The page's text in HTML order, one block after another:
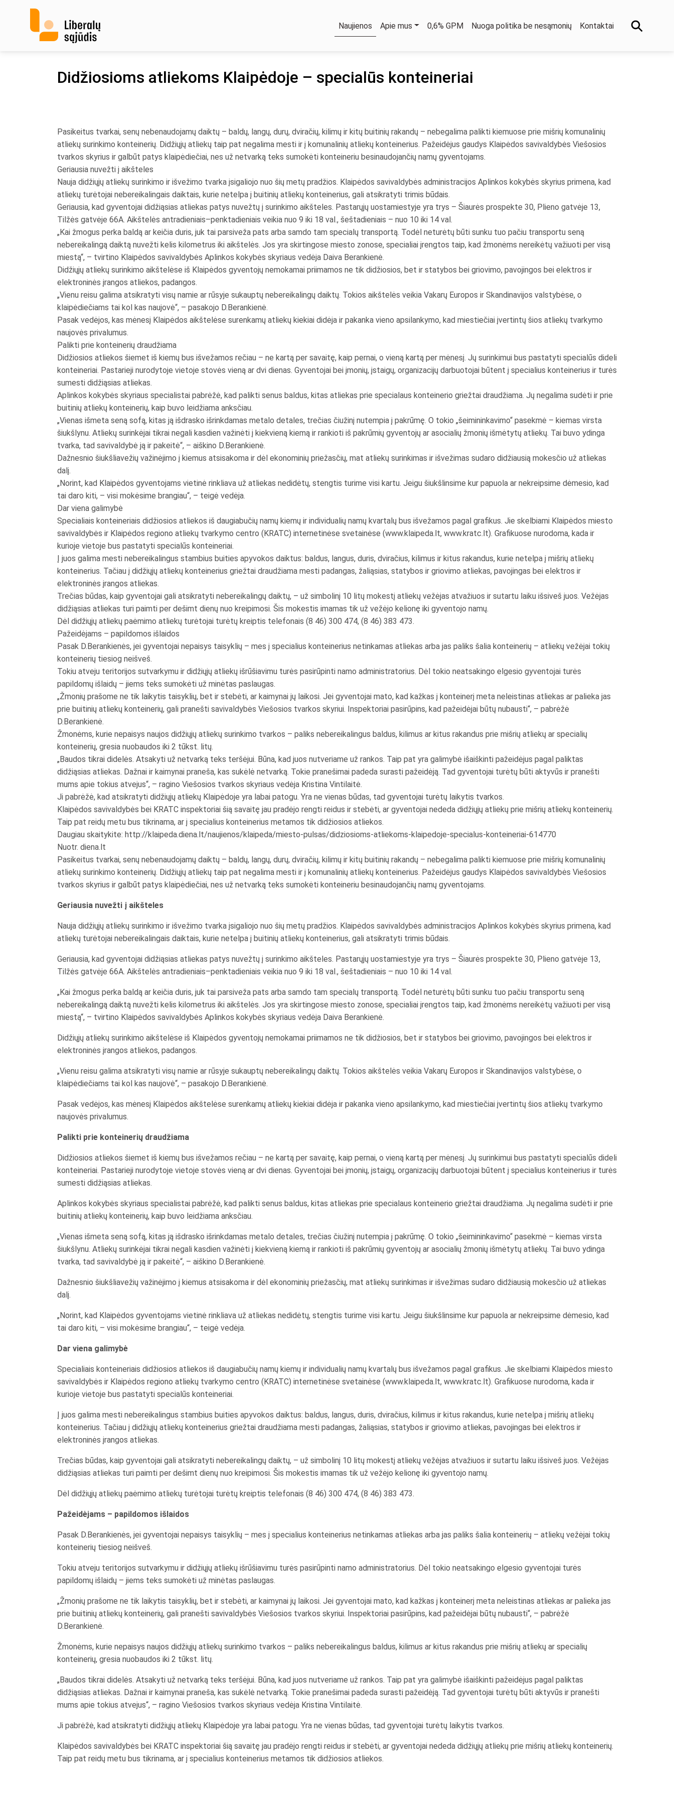
Naujienos Apie mus 0,6% GPM Nuoga politika be nesąmonių Kontaktai
Didžiosioms atliekoms Klaipėdoje – specialūs konteineriai
Pasikeitus tvarkai, senų nebenaudojamų daiktų – baldų, langų, durų, dviračių, kilimų ir kitų buitinių rakandų – nebegalima palikti kiemuose prie mišrių komunalinių
atliekų surinkimo konteinerių. Didžiųjų atliekų taip pat negalima mesti ir į komunalinių atliekų konteinerius. Pažeidėjus gaudys Klaipėdos savivaldybės Viešosios
tvarkos skyrius ir galbūt patys klaipėdiečiai, nes už netvarką teks sumokėti konteineriu besinaudojančių namų gyventojams.
Geriausia nuvežti į aikšteles
Nauja didžiųjų atliekų surinkimo ir išvežimo tvarka įsigaliojo nuo šių metų pradžios. Klaipėdos savivaldybės administracijos Aplinkos kokybės skyrius primena, kad
atliekų turėtojai nebereikalingais daiktais, kurie netelpa į buitinių atliekų konteinerius, gali atsikratyti trimis būdais.
Geriausia, kad gyventojai didžiąsias atliekas patys nuvežtų į surinkimo aikšteles. Pastarųjų uostamiestyje yra trys – Šiaurės prospekte 30, Plieno gatvėje 13,
Tilžės gatvėje 66A. Aikštelės antradieniais–penktadieniais veikia nuo 9 iki 18 val., šeštadieniais – nuo 10 iki 14 val.
„Kai žmogus perka baldą ar keičia duris, juk tai parsiveža pats arba samdo tam specialų transportą. Todėl neturėtų būti sunku tuo pačiu transportu seną
nebereikalingą daiktą nuvežti kelis kilometrus iki aikštelės. Jos yra skirtingose miesto zonose, specialiai įrengtos taip, kad žmonėms nereikėtų važiuoti per visą
miestą“, – tvirtino Klaipėdos savivaldybės Aplinkos kokybės skyriaus vedėja Daiva Berankienė.
Didžiųjų atliekų surinkimo aikštelėse iš Klaipėdos gyventojų nemokamai priimamos ne tik didžiosios, bet ir statybos bei griovimo, pavojingos bei elektros ir
elektroninės įrangos atliekos, padangos.
„Vienu reisu galima atsikratyti visų namie ar rūsyje sukauptų nebereikalingų daiktų. Tokios aikštelės veikia Vakarų Europos ir Skandinavijos valstybėse, o
klaipėdiečiams tai kol kas naujovė“, – pasakojo D.Berankienė.
Pasak vedėjos, kas mėnesį Klaipėdos aikštelėse surenkamų atliekų kiekiai didėja ir pakanka vieno apsilankymo, kad miestiečiai įvertintų šios atliekų tvarkymo
naujovės privalumus.
Palikti prie konteinerių draudžiama
Didžiosios atliekos šiemet iš kiemų bus išvežamos rečiau – ne kartą per savaitę, kaip pernai, o vieną kartą per mėnesį. Jų surinkimui bus pastatyti specialūs dideli
konteineriai. Pastarieji nurodytoje vietoje stovės vieną ar dvi dienas. Gyventojai bei įmonių, įstaigų, organizacijų darbuotojai būtent į specialius konteinerius ir turės
sumesti didžiąsias atliekas.
Aplinkos kokybės skyriaus specialistai pabrėžė, kad palikti senus baldus, kitas atliekas prie specialaus konteinerio griežtai draudžiama. Jų negalima sudėti ir prie
buitinių atliekų konteinerių, kaip buvo leidžiama anksčiau.
„Vienas išmeta seną sofą, kitas ją išdrasko išrinkdamas metalo detales, trečias čiužinį nutempia į pakrūmę. O tokio „šeimininkavimo“ pasekmė – kiemas virsta
šiukšlynu. Atliekų surinkėjai tikrai negali kasdien važinėti į kiekvieną kiemą ir rankioti iš pakrūmių gyventojų ar asocialių žmonių išmėtytų atliekų. Tai buvo ydinga
tvarka, tad savivaldybė ją ir pakeitė“, – aiškino D.Berankienė.
Dažnesnio šiukšliavežių važinėjimo į kiemus atsisakoma ir dėl ekonominių priežasčių, mat atliekų surinkimas ir išvežimas sudaro didžiausią mokesčio už atliekas
dalį.
„Norint, kad Klaipėdos gyventojams vietinė rinkliava už atliekas nedidėtų, stengtis turime visi kartu. Jeigu šiukšlinsime kur papuola ar nekreipsime dėmesio, kad
tai daro kiti, – visi mokėsime brangiau“, – teigė vedėja.
Dar viena galimybė
Specialiais konteineriais didžiosios atliekos iš daugiabučių namų kiemų ir individualių namų kvartalų bus išvežamos pagal grafikus. Jie skelbiami Klaipėdos miesto
savivaldybės ir Klaipėdos regiono atliekų tvarkymo centro (KRATC) internetinėse svetainėse (www.klaipeda.lt, www.kratc.lt). Grafikuose nurodoma, kada ir
kurioje vietoje bus pastatyti specialūs konteineriai.
Į juos galima mesti nebereikalingus stambius buities apyvokos daiktus: baldus, langus, duris, dviračius, kilimus ir kitus rakandus, kurie netelpa į mišrių atliekų
konteinerius. Tačiau į didžiųjų atliekų konteinerius griežtai draudžiama mesti padangas, žaliąsias, statybos ir griovimo atliekas, pavojingas bei elektros ir
elektroninės įrangos atliekas.
Trečias būdas, kaip gyventojai gali atsikratyti nebereikalingų daiktų, – už simbolinį 10 litų mokestį atliekų vežėjas atvažiuos ir sutartu laiku išsiveš juos. Vežėjas
didžiąsias atliekas turi paimti per dešimt dienų nuo kreipimosi. Šis mokestis imamas tik už vežėjo kelionę iki gyventojo namų.
Dėl didžiųjų atliekų paėmimo atliekų turėtojai turėtų kreiptis telefonais (8 46) 300 474, (8 46) 383 473.
Pažeidėjams – papildomos išlaidos
Pasak D.Berankienės, jei gyventojai nepaisys taisyklių – mes į specialius konteinerius netinkamas atliekas arba jas paliks šalia konteinerių – atliekų vežėjai tokių
konteinerių tiesiog neišveš.
Tokiu atveju teritorijos sutvarkymu ir didžiųjų atliekų išrūšiavimu turės pasirūpinti namo administratorius. Dėl tokio neatsakingo elgesio gyventojai turės
papildomų išlaidų – jiems teks sumokėti už minėtas paslaugas.
„Žmonių prašome ne tik laikytis taisyklių, bet ir stebėti, ar kaimynai jų laikosi. Jei gyventojai mato, kad kažkas į konteinerį meta neleistinas atliekas ar palieka jas
prie buitinių atliekų konteinerių, gali pranešti savivaldybės Viešosios tvarkos skyriui. Inspektoriai pasirūpins, kad pažeidėjai būtų nubausti“, – pabrėžė
D.Berankienė.
Žmonėms, kurie nepaisys naujos didžiųjų atliekų surinkimo tvarkos – paliks nebereikalingus baldus, kilimus ar kitus rakandus prie mišrių atliekų ar specialių
konteinerių, gresia nuobaudos iki 2 tūkst. litų.
„Baudos tikrai didelės. Atsakyti už netvarką teks teršėjui. Būna, kad juos nutveriame už rankos. Taip pat yra galimybė išaiškinti pažeidėjus pagal paliktas
didžiąsias atliekas. Dažnai ir kaimynai praneša, kas sukėlė netvarką. Tokie pranešimai padeda surasti pažeidėją. Tad gyventojai turėtų būti aktyvūs ir pranešti
mums apie tokius atvejus“, – ragino Viešosios tvarkos skyriaus vedėja Kristina Vintilaitė.
Ji pabrėžė, kad atsikratyti didžiųjų atliekų Klaipėdoje yra labai patogu. Yra ne vienas būdas, tad gyventojai turėtų laikytis tvarkos.
Klaipėdos savivaldybės bei KRATC inspektoriai šią savaitę jau pradėjo rengti reidus ir stebėti, ar gyventojai nededa didžiųjų atliekų prie mišrių atliekų konteinerių.
Taip pat reidų metu bus tikrinama, ar į specialius konteinerius metamos tik didžiosios atliekos.
Daugiau skaitykite: http://klaipeda.diena.lt/naujienos/klaipeda/miesto-pulsas/didziosioms-atliekoms-klaipedoje-specialus-konteineriai-614770
Nuotr. diena.lt
Pasikeitus tvarkai, senų nebenaudojamų daiktų – baldų, langų, durų, dviračių, kilimų ir kitų buitinių rakandų – nebegalima palikti kiemuose prie mišrių komunalinių
atliekų surinkimo konteinerių. Didžiųjų atliekų taip pat negalima mesti ir į komunalinių atliekų konteinerius. Pažeidėjus gaudys Klaipėdos savivaldybės Viešosios
tvarkos skyrius ir galbūt patys klaipėdiečiai, nes už netvarką teks sumokėti konteineriu besinaudojančių namų gyventojams.
Geriausia nuvežti į aikšteles
Nauja didžiųjų atliekų surinkimo ir išvežimo tvarka įsigaliojo nuo šių metų pradžios. Klaipėdos savivaldybės administracijos Aplinkos kokybės skyrius primena, kad
atliekų turėtojai nebereikalingais daiktais, kurie netelpa į buitinių atliekų konteinerius, gali atsikratyti trimis būdais.
Geriausia, kad gyventojai didžiąsias atliekas patys nuvežtų į surinkimo aikšteles. Pastarųjų uostamiestyje yra trys – Šiaurės prospekte 30, Plieno gatvėje 13,
Tilžės gatvėje 66A. Aikštelės antradieniais–penktadieniais veikia nuo 9 iki 18 val., šeštadieniais – nuo 10 iki 14 val.
„Kai žmogus perka baldą ar keičia duris, juk tai parsiveža pats arba samdo tam specialų transportą. Todėl neturėtų būti sunku tuo pačiu transportu seną
nebereikalingą daiktą nuvežti kelis kilometrus iki aikštelės. Jos yra skirtingose miesto zonose, specialiai įrengtos taip, kad žmonėms nereikėtų važiuoti per visą
miestą“, – tvirtino Klaipėdos savivaldybės Aplinkos kokybės skyriaus vedėja Daiva Berankienė.
Didžiųjų atliekų surinkimo aikštelėse iš Klaipėdos gyventojų nemokamai priimamos ne tik didžiosios, bet ir statybos bei griovimo, pavojingos bei elektros ir
elektroninės įrangos atliekos, padangos.
„Vienu reisu galima atsikratyti visų namie ar rūsyje sukauptų nebereikalingų daiktų. Tokios aikštelės veikia Vakarų Europos ir Skandinavijos valstybėse, o
klaipėdiečiams tai kol kas naujovė“, – pasakojo D.Berankienė.
Pasak vedėjos, kas mėnesį Klaipėdos aikštelėse surenkamų atliekų kiekiai didėja ir pakanka vieno apsilankymo, kad miestiečiai įvertintų šios atliekų tvarkymo
naujovės privalumus.
Palikti prie konteinerių draudžiama
Didžiosios atliekos šiemet iš kiemų bus išvežamos rečiau – ne kartą per savaitę, kaip pernai, o vieną kartą per mėnesį. Jų surinkimui bus pastatyti specialūs dideli
konteineriai. Pastarieji nurodytoje vietoje stovės vieną ar dvi dienas. Gyventojai bei įmonių, įstaigų, organizacijų darbuotojai būtent į specialius konteinerius ir turės
sumesti didžiąsias atliekas.
Aplinkos kokybės skyriaus specialistai pabrėžė, kad palikti senus baldus, kitas atliekas prie specialaus konteinerio griežtai draudžiama. Jų negalima sudėti ir prie
buitinių atliekų konteinerių, kaip buvo leidžiama anksčiau.
„Vienas išmeta seną sofą, kitas ją išdrasko išrinkdamas metalo detales, trečias čiužinį nutempia į pakrūmę. O tokio „šeimininkavimo“ pasekmė – kiemas virsta
šiukšlynu. Atliekų surinkėjai tikrai negali kasdien važinėti į kiekvieną kiemą ir rankioti iš pakrūmių gyventojų ar asocialių žmonių išmėtytų atliekų. Tai buvo ydinga
tvarka, tad savivaldybė ją ir pakeitė“, – aiškino D.Berankienė.
Dažnesnio šiukšliavežių važinėjimo į kiemus atsisakoma ir dėl ekonominių priežasčių, mat atliekų surinkimas ir išvežimas sudaro didžiausią mokesčio už atliekas
dalį.
„Norint, kad Klaipėdos gyventojams vietinė rinkliava už atliekas nedidėtų, stengtis turime visi kartu. Jeigu šiukšlinsime kur papuola ar nekreipsime dėmesio, kad
tai daro kiti, – visi mokėsime brangiau“, – teigė vedėja.
Dar viena galimybė
Specialiais konteineriais didžiosios atliekos iš daugiabučių namų kiemų ir individualių namų kvartalų bus išvežamos pagal grafikus. Jie skelbiami Klaipėdos miesto
savivaldybės ir Klaipėdos regiono atliekų tvarkymo centro (KRATC) internetinėse svetainėse (www.klaipeda.lt, www.kratc.lt). Grafikuose nurodoma, kada ir
kurioje vietoje bus pastatyti specialūs konteineriai.
Į juos galima mesti nebereikalingus stambius buities apyvokos daiktus: baldus, langus, duris, dviračius, kilimus ir kitus rakandus, kurie netelpa į mišrių atliekų
konteinerius. Tačiau į didžiųjų atliekų konteinerius griežtai draudžiama mesti padangas, žaliąsias, statybos ir griovimo atliekas, pavojingas bei elektros ir
elektroninės įrangos atliekas.
Trečias būdas, kaip gyventojai gali atsikratyti nebereikalingų daiktų, – už simbolinį 10 litų mokestį atliekų vežėjas atvažiuos ir sutartu laiku išsiveš juos. Vežėjas
didžiąsias atliekas turi paimti per dešimt dienų nuo kreipimosi. Šis mokestis imamas tik už vežėjo kelionę iki gyventojo namų.
Dėl didžiųjų atliekų paėmimo atliekų turėtojai turėtų kreiptis telefonais (8 46) 300 474, (8 46) 383 473.
Pažeidėjams – papildomos išlaidos
Pasak D.Berankienės, jei gyventojai nepaisys taisyklių – mes į specialius konteinerius netinkamas atliekas arba jas paliks šalia konteinerių – atliekų vežėjai tokių
konteinerių tiesiog neišveš.
Tokiu atveju teritorijos sutvarkymu ir didžiųjų atliekų išrūšiavimu turės pasirūpinti namo administratorius. Dėl tokio neatsakingo elgesio gyventojai turės
papildomų išlaidų – jiems teks sumokėti už minėtas paslaugas.
„Žmonių prašome ne tik laikytis taisyklių, bet ir stebėti, ar kaimynai jų laikosi. Jei gyventojai mato, kad kažkas į konteinerį meta neleistinas atliekas ar palieka jas
prie buitinių atliekų konteinerių, gali pranešti savivaldybės Viešosios tvarkos skyriui. Inspektoriai pasirūpins, kad pažeidėjai būtų nubausti“, – pabrėžė
D.Berankienė.
Žmonėms, kurie nepaisys naujos didžiųjų atliekų surinkimo tvarkos – paliks nebereikalingus baldus, kilimus ar kitus rakandus prie mišrių atliekų ar specialių
konteinerių, gresia nuobaudos iki 2 tūkst. litų.
„Baudos tikrai didelės. Atsakyti už netvarką teks teršėjui. Būna, kad juos nutveriame už rankos. Taip pat yra galimybė išaiškinti pažeidėjus pagal paliktas
didžiąsias atliekas. Dažnai ir kaimynai praneša, kas sukėlė netvarką. Tokie pranešimai padeda surasti pažeidėją. Tad gyventojai turėtų būti aktyvūs ir pranešti
mums apie tokius atvejus“, – ragino Viešosios tvarkos skyriaus vedėja Kristina Vintilaitė.
Ji pabrėžė, kad atsikratyti didžiųjų atliekų Klaipėdoje yra labai patogu. Yra ne vienas būdas, tad gyventojai turėtų laikytis tvarkos.
Klaipėdos savivaldybės bei KRATC inspektoriai šią savaitę jau pradėjo rengti reidus ir stebėti, ar gyventojai nededa didžiųjų atliekų prie mišrių atliekų konteinerių.
Taip pat reidų metu bus tikrinama, ar į specialius konteinerius metamos tik didžiosios atliekos.